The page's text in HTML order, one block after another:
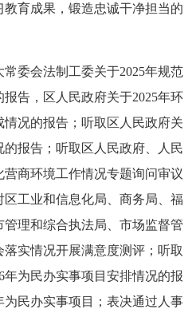
育成果，锻造忠诚干净担当的
委会法制工委关于2025年规范
告，区人民政府关于2025年环
况的报告；听取区人民政府关
的报告；听取区人民政府、人民
商环境工作情况专题询问审议
工业和信息化局、商务局、福
理和综合执法局、市场监督管
实情况开展满意度测评；听取
年为民办实事项目安排情况的报
为民办实事项目；表决通过人事